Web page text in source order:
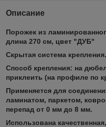
Описание
Порожек из
длина 270 см, цвет "ДУБ"
Скрытая система крепления.
Способ крепления: на
приклеить (на профиле по
Применяется для
ламинатом, паркетом,
перепад от 0 мм до 8 мм.
Использована